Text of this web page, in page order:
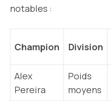
notables :
Champion Division
Alex
Pereira
Poids
moyens